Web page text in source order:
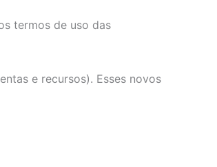
termos de uso das
e recursos). Esses novos